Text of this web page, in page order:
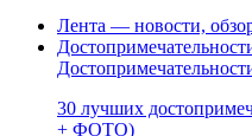
Лента — новости,
30 лучших
+ ФОТО)